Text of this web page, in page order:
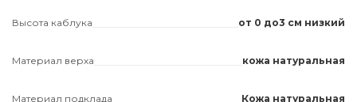
Высота каблука от 0 до3 см низкий
Материал верха кожа натуральная
Материал подклада Кожа натуральная